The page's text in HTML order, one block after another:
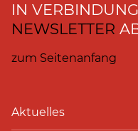
IN
NEWSLETTER
zum Seitenanfang
Aktuelles